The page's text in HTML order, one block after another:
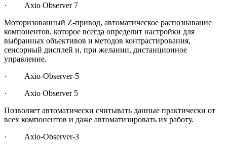
· Axio Observer 7
Моторизованный Z-привод, автоматическое распознавание
компонентов, которое всегда определит настройки для
выбранных объективов и методов контрастирования,
сенсорный дисплей и, при желании, дистанционное
управление.
· Axio-Observer-5
· Axio Observer 5
Позволяет автоматически считывать данные практически от
всех компонентов и даже автоматизировать их работу.
· Axio-Observer-3